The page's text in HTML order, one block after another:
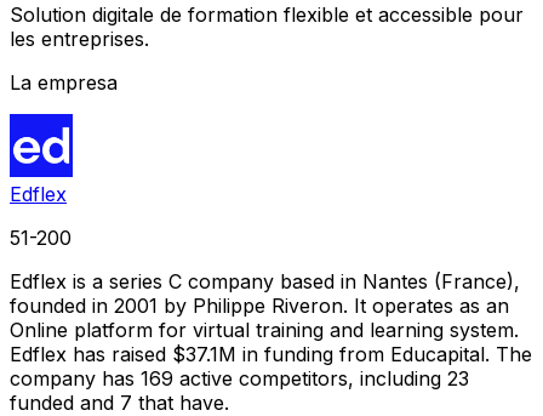
Solution digitale de formation flexible et accessible pour
les entreprises.
La empresa
Edflex
51-200
Edflex is a series C company based in Nantes (France),
founded in 2001 by Philippe Riveron. It operates as an
Online platform for virtual training and learning system.
Edflex has raised $37.1M in funding from Educapital. The
company has 169 active competitors, including 23
funded and 7 that have.